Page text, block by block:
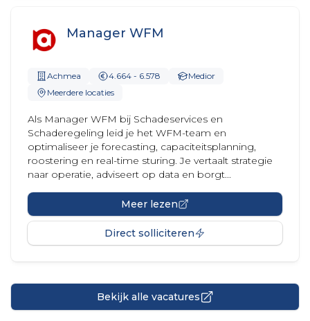
Manager WFM
Achmea 4.664 - 6.578
Medior
Meerdere locaties
Als Manager WFM bij Schadeservices en
Schaderegeling leid je het WFM-team en
optimaliseer je forecasting, capaciteitsplanning,
roostering en real-time sturing. Je vertaalt strategie
naar operatie, adviseert op data en borgt...
Meer lezen
Direct solliciteren
Bekijk alle vacatures